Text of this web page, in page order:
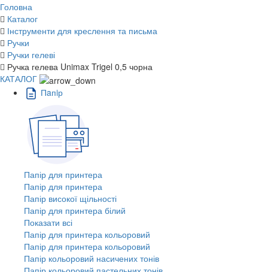
Головна
Каталог
Інструменти для креслення та письма
Ручки
Ручки гелеві
Ручка гелева Unimax Trigel 0,5 чорна
КАТАЛОГ
Пaпiр
Папір для принтера
Папір для принтера
Папір високої щільності
Папір для принтера білий
Показати всі
Папір для принтера кольоровий
Папір для принтера кольоровий
Папір кольоровий насичених тонів